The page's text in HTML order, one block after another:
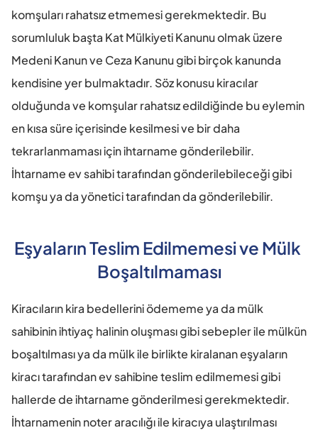
komşuları rahatsız etmemesi gerekmektedir. Bu
sorumluluk başta Kat Mülkiyeti Kanunu olmak üzere
Medeni Kanun ve Ceza Kanunu gibi birçok kanunda
kendisine yer bulmaktadır. Söz konusu kiracılar
olduğunda ve komşular rahatsız edildiğinde bu eylemin
en kısa süre içerisinde kesilmesi ve bir daha
tekrarlanmaması için ihtarname gönderilebilir.
İhtarname ev sahibi tarafından gönderilebileceği gibi
komşu ya da yönetici tarafından da gönderilebilir.
Eşyaların Teslim Edilmemesi ve Mülk
Boşaltılmaması
Kiracıların kira bedellerini ödememe ya da mülk
sahibinin ihtiyaç halinin oluşması gibi sebepler ile mülkün
boşaltılması ya da mülk ile birlikte kiralanan eşyaların
kiracı tarafından ev sahibine teslim edilmemesi gibi
hallerde de ihtarname gönderilmesi gerekmektedir.
İhtarnamenin noter aracılığı ile kiracıya ulaştırılması